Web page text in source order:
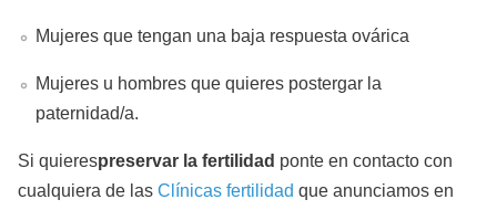
Mujeres que tengan una baja respuesta ovárica
Mujeres u hombres que quieres postergar la
paternidad/a.
Si quierespreservar la fertilidad ponte en contacto con
cualquiera de las Clínicas fertilidad que anunciamos en